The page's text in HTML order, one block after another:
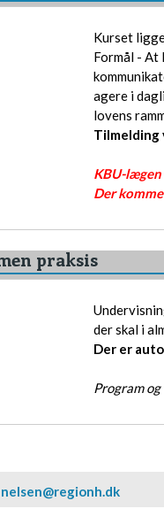
Kurset
​Formål - At
agere i
lovens
Tilmelding
KBU-lægen
​Der
praksis
der skal i
Der er
Program